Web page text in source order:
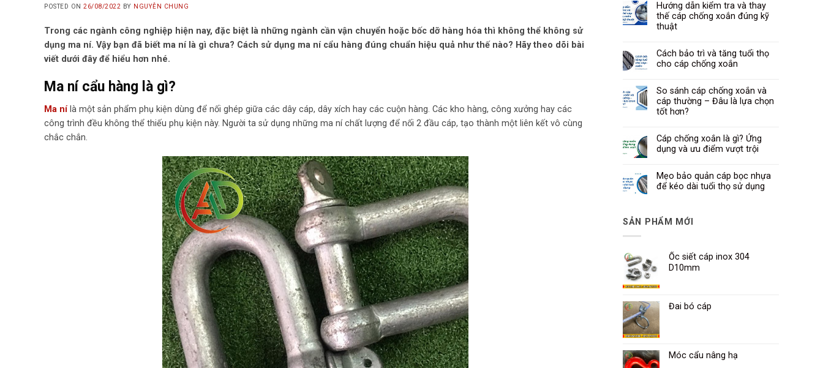
POSTED ON26/08/2022 BY NGUYỄN CHUNG
Trong các ngành công nghiệp hiện nay, đặc biệt là những ngành cần vận chuyển hoặc bốc dỡ hàng hóa thì không thể không sử
dụng ma ní. Vậy bạn đã biết ma ní là gì chưa? Cách sử dụng ma ní cẩu hàng đúng chuẩn hiệu quả như thế nào? Hãy theo dõi bài
viết dưới đây để hiểu hơn nhé.
Ma ní cẩu hàng là gì?
Ma ní là một sản phẩm phụ kiện dùng để nối ghép giữa các dây cáp, dây xích hay các cuộn hàng. Các kho hàng, công xưởng hay các
công trình đều không thể thiếu phụ kiện này. Người ta sử dụng những ma ní chất lượng để nối 2 đầu cáp, tạo thành một liên kết vô cùng
chắc chắn.
Hướng dẫn kiểm tra và thay
thế cáp chống xoắn đúng kỹ
thuật
Cách bảo trì và tăng tuổi thọ
cho cáp chống xoắn
So sánh cáp chống xoắn và
cáp thường – Đâu là lựa chọn
tốt hơn?
Cáp chống xoắn là gì? Ứng
dụng và ưu điểm vượt trội
Mẹo bảo quản cáp bọc nhựa
để kéo dài tuổi thọ sử dụng
SẢN PHẨM MỚI
Ốc siết cáp inox 304
D10mm
Đai bó cáp
Móc cẩu nâng hạ